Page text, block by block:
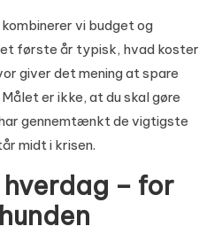
vi budget og
første år typisk, hvad koster
giver det mening at spare
er ikke, at du skal gøre
gennemtænkt de vigtigste
midt i krisen.
– for